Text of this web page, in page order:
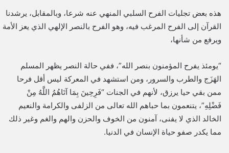
هذه بعض تجليات الفرح السلبي المنهي عنه شرعا، وبالمقابل، يرشدنا
القرآن إلى الفرح المرغب فيه، وهو الفرح بالنصر الإلهي الذي يعز الأمة
ويرفع من شأنها،
“يومئذ يفرح المؤمنون بنصر الله”، ففي حالة النصر يظهر المسلم
الهَزَج والطرب والسرور، ومن استشهد في المعركة ليس أقل فرحا
ممن بقي حيا يرزق، لأنهم في الجنات “فَرِحِينَ بِمَا آتَاهُمُ اللَّهُ مِنْ
فَضْلِهِ”، يتنعمون بما حباهم الله تعالى من الزلفى والكرامة والنعيم
الخالد الذي لا يفنى، آمنون من الخوف والحزن والهم والغم وغير ذلك
مما يكدر صفو حياة الإنسان في الدنيا.